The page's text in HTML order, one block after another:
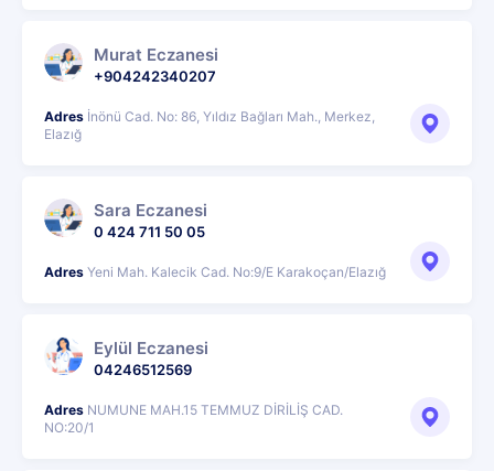
Murat Eczanesi
+904242340207
Adres İnönü Cad. No: 86, Yıldız Bağları Mah., Merkez,
Elazığ
Sara Eczanesi
0 424 711 50 05
Adres Yeni Mah. Kalecik Cad. No:9/E Karakoçan/Elazığ
Eylül Eczanesi
04246512569
Adres NUMUNE MAH.15 TEMMUZ DİRİLİŞ CAD.
NO:20/1